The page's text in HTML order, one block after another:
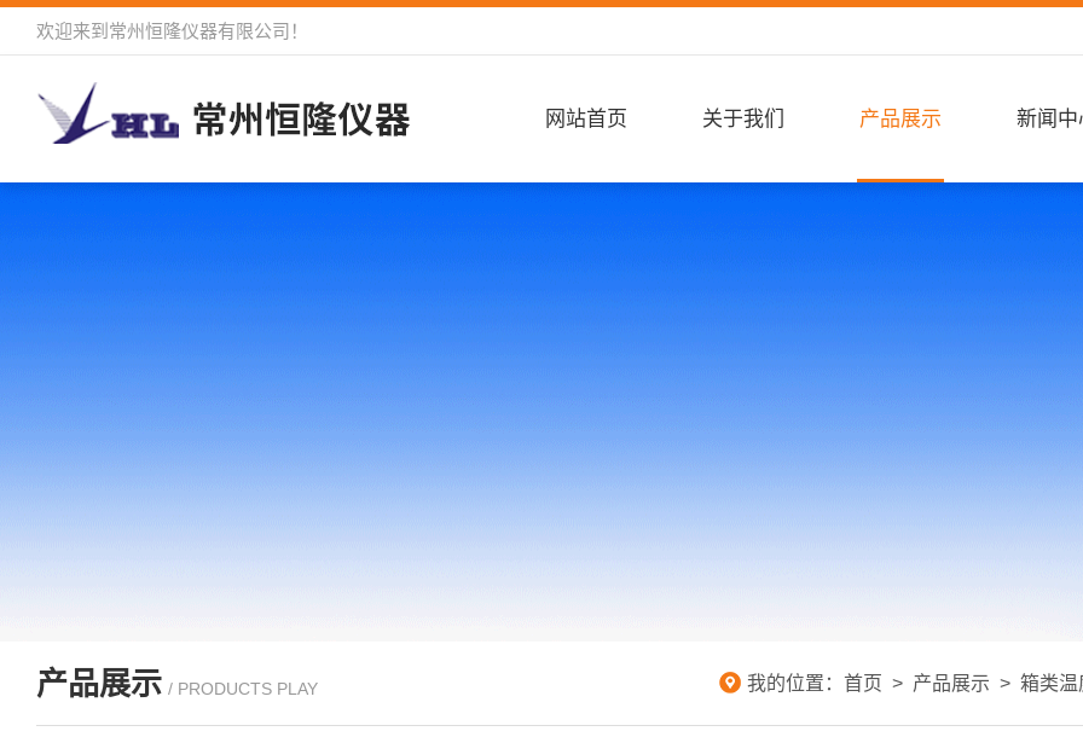
欢迎来到 常州恒隆仪器有限公司 ！
网站首页 关于我们 产品展示 新闻中
产品展示 / PRODUCTS PLAY 我的位置： 首页 > 产品展示 > 箱类温